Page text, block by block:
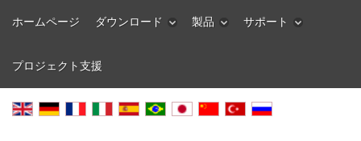
ホームページ ダウンロード 製品 サポート
プロジェクト支援